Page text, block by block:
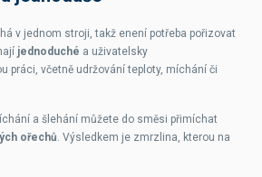
v jednom stroji, takž enení potřeba pořizovat
jednoduché a uživatelsky
práci, včetně udržování teploty, míchání či
a šlehání můžete do směsi přimíchat
ořechů. Výsledkem je zmrzlina, kterou na